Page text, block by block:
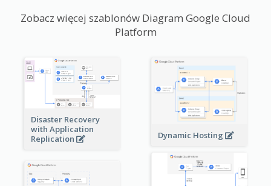
Zobacz więcej szablonów Diagram Google Cloud
Platform
Disaster Recovery
with Application
Replication
Dynamic Hosting